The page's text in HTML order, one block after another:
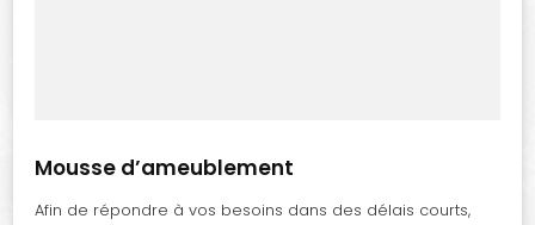
Mousse d’ameublement
Afin de répondre à vos besoins dans des délais courts,